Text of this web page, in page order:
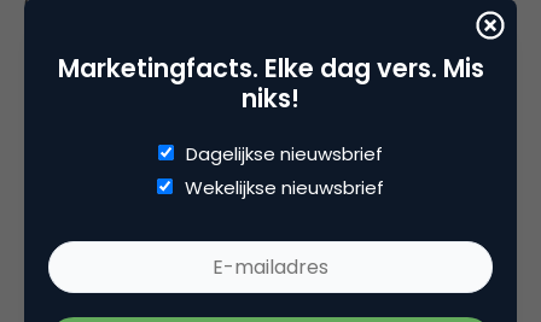
maar tegelijkertijd platforms financieren die
aanzetten tot haat en verdeeldheid. Platforms die
te vaak in de rechtbanken staan.
een Twitter-account van de president in deze fase
van zijn leiderschap juich ik niet toe.
Marketingfacts. Elke dag vers. Mis
niks!
Dagelijkse nieuwsbrief
Wekelijkse nieuwsbrief